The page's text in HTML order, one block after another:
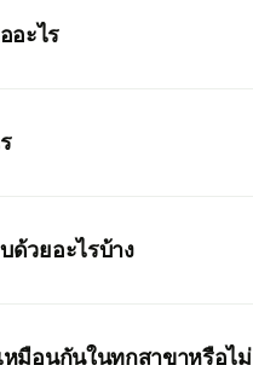
อะไร
ด้วยอะไรบ้าง
หมือนกันในทุกสาขาหรือไม่